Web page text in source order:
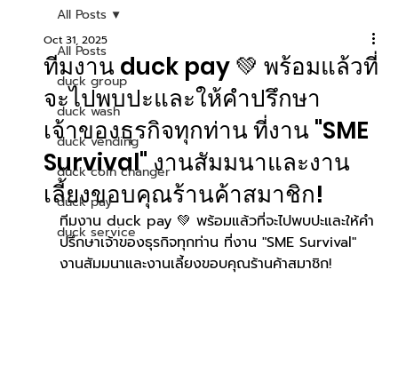
All Posts
duck group
duck wash
duck vending
duck coin changer
duck pay
duck service
All Posts
ทีมงาน duck pay 💚 พร้อมแล้วที่
จะไปพบปะและให้คำปรึกษา
เจ้าของธุรกิจทุกท่าน ที่งาน "SME
Survival" งานสัมมนาและงาน
เลี้ยงขอบคุณร้านค้าสมาชิก!
Oct 31, 2025
ทีมงาน duck pay 💚 พร้อมแล้วที่จะไปพบปะและให้คำ
ปรึกษาเจ้าของธุรกิจทุกท่าน ที่งาน "SME Survival"
งานสัมมนาและงานเลี้ยงขอบคุณร้านค้าสมาชิก!